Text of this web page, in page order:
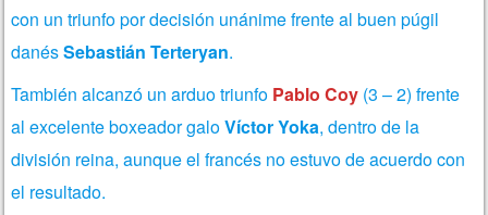
con un triunfo por decisión unánime frente al buen púgil
danésSebastián Terteryan.
También alcanzó un arduo triunfo Pablo Coy (3 – 2) frente
al excelente boxeador galoVíctor Yoka, dentro de la
división reina, aunque el francés no estuvo de acuerdo con
el resultado.